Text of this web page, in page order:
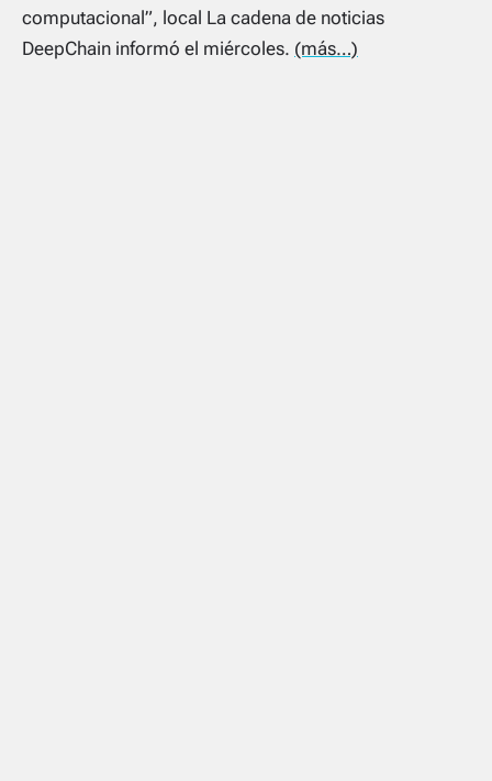
computacional”, local La cadena de noticias
DeepChain informó el miércoles. (más…)